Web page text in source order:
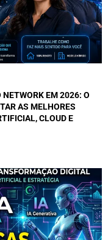
NETWORK EM 2026: O
AS MELHORES
CLOUD E